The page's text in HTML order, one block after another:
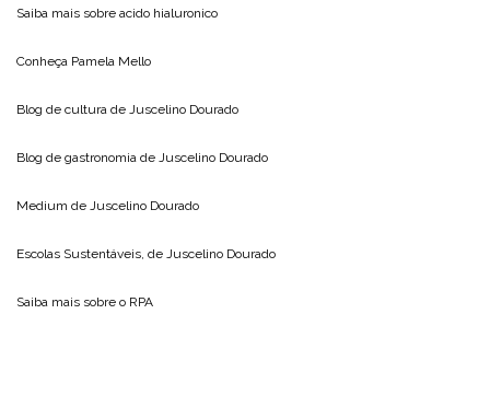
Saiba mais sobre acido hialuronico
Conheça Pamela Mello
Blog de cultura de Juscelino Dourado
Blog de gastronomia de Juscelino Dourado
Medium de Juscelino Dourado
Escolas Sustentáveis, de Juscelino Dourado
Saiba mais sobre o RPA